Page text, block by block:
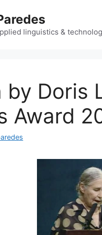
linguistics &
by Doris
Award